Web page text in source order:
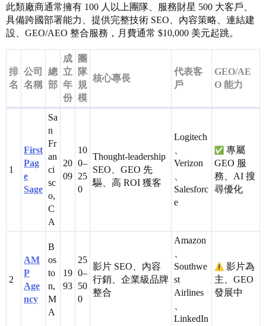
此類廠商通常擁有 100 人以上團隊、服務財星 500 大客戶、
具備跨國部署能力、提供完整技術 SEO、內容策略、連結建
設、GEO/AEO 整合服務，月費通常 $10,000 美元起跳。
排
名
公司
名稱
總
部
成
立
年
份
團
隊
規
模
核心專長
代表客
戶
GEO/AE
O 能力
1
First
Pag
e
Sage
Sa
n
Fr
an
ci
sc
o,
C
A
20
09
10
0–
25
0
Thought-leadership
SEO、GEO 先
驅、高 ROI 獲客
Logitech
Verizon
Salesforc
e
專屬
GEO 服
務、AI 搜
尋優化
2
AM
P
Age
ncy
B
os
to
n,
M
A
19
93
25
0–
50
0
影片 SEO、內容
行銷、企業級品牌
整合
Amazon
Southwe
st
Airlines
LinkedIn
影片為
主、GEO
發展中